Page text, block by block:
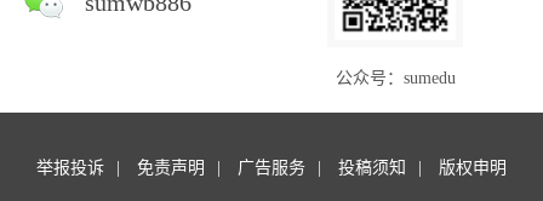
公众号：sumedu
举报投诉 免责声明 广告服务 投稿须知 版权申明